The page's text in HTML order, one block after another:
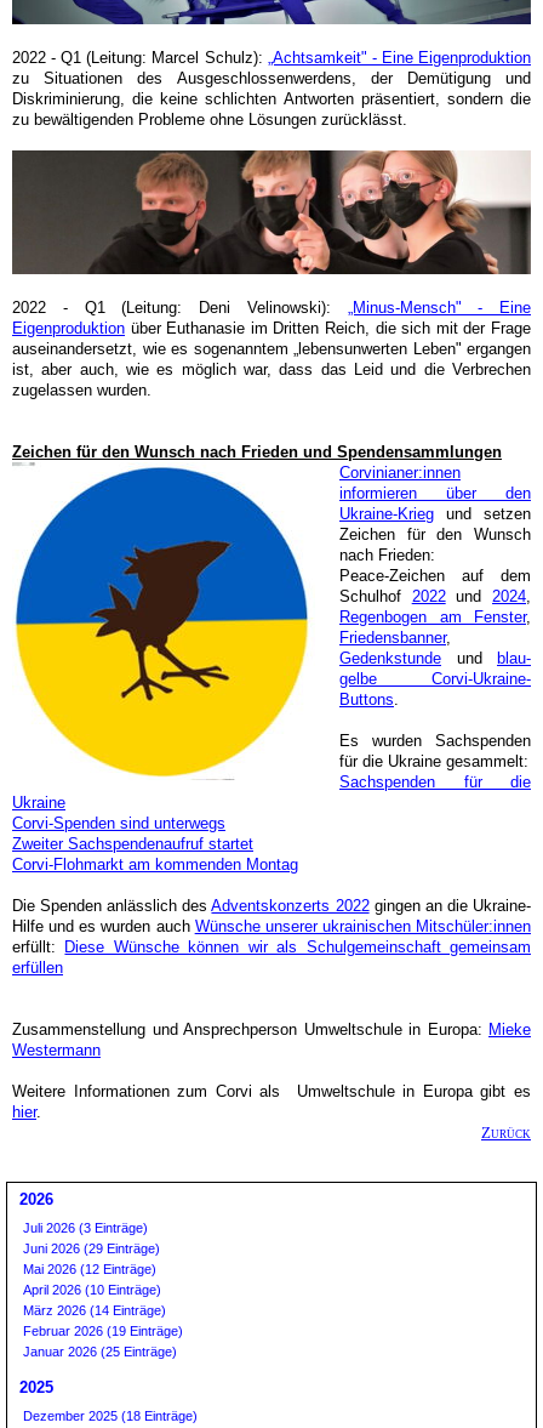
2022 - Q1 (Leitung: Marcel Schulz): „Achtsamkeit" - Eine Eigenproduktion
zu Situationen des Ausgeschlossenwerdens, der Demütigung und
Diskriminierung, die keine schlichten Antworten präsentiert, sondern die
zu bewältigenden Probleme ohne Lösungen zurücklässt.
2022 - Q1 (Leitung: Deni Velinowski): „Minus-Mensch" - Eine
Eigenproduktion über Euthanasie im Dritten Reich, die sich mit der Frage
auseinandersetzt, wie es sogenanntem „lebensunwerten Leben" ergangen
ist, aber auch, wie es möglich war, dass das Leid und die Verbrechen
zugelassen wurden.
Zeichen für den Wunsch nach Frieden und Spendensammlungen
Corvinianer:innen
informieren über den
Ukraine-Krieg und setzen
Zeichen für den Wunsch
nach Frieden:
Peace-Zeichen auf dem
Schulhof 2022und2024,
Regenbogen am Fenster,
Friedensbanner,
Gedenkstunde und
blau-
gelbe Corvi-Ukraine-
Buttons.
Es wurden Sachspenden
für die Ukraine gesammelt:
Sachspenden für die
Ukraine
Corvi-Spenden sind unterwegs
Zweiter Sachspendenaufruf startet
Corvi-Flohmarkt am kommenden Montag
Die Spenden anlässlich desAdventskonzerts 2022gingen an die Ukraine-
Hilfe und es wurden auch Wünsche unserer ukrainischen Mitschüler:innen
erfüllt:
Diese Wünsche können wir als Schulgemeinschaft gemeinsam
erfüllen
Zusammenstellung und Ansprechperson Umweltschule in Europa: Mieke
Westermann
Weitere Informationen zum Corvi als Umweltschule in Europa gibt es
hier.
Zurück
2026
Juli 2026 (3 Einträge)
Juni 2026 (29 Einträge)
Mai 2026 (12 Einträge)
April 2026 (10 Einträge)
März 2026 (14 Einträge)
Februar 2026 (19 Einträge)
Januar 2026 (25 Einträge)
2025
Dezember 2025 (18 Einträge)